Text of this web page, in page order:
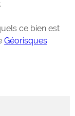
ce bien est
Géorisques